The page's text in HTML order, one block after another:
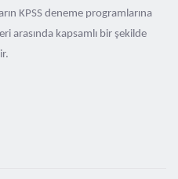
KPSS deneme programlarına
arasında kapsamlı bir şekilde